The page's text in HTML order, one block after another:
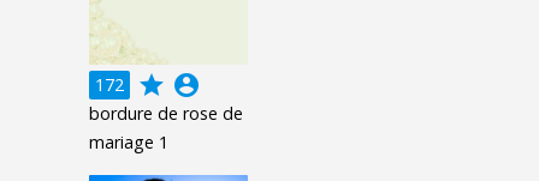
172 grade account_circle
bordure de rose de
mariage 1